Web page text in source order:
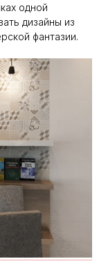
одной
дизайны из
фантазии.